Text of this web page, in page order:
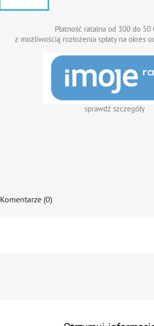
Płatność ratalna od 300 do 50
z możliwością rozłożenia spłaty na okres
sprawdź szczegóły
Komentarze (0)